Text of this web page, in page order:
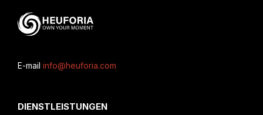
E-mail info@heuforia.com
DIENSTLEISTUNGEN